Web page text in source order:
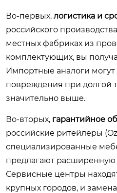
Во-первых, логистика и
российского
местных фабриках из
комплектующих, вы
Импортные аналоги
повреждения при долгой
значительно выше.
Во-вторых, гарантийное
российские ритейлеры
специализированные
предлагают расширенную
Сервисные центры
крупных городов, и